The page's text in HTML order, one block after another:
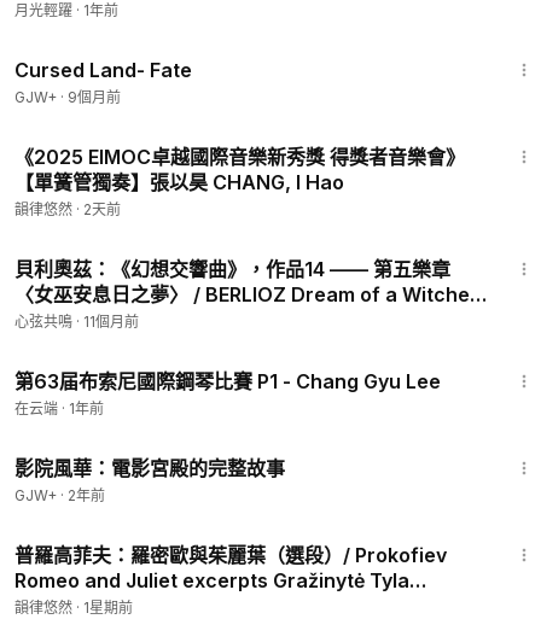
月光輕躍 · 1年前
Cursed Land- Fate
GJW+ · 9個月前
《2025 EIMOC卓越國際音樂新秀獎 得獎者音樂會》
【單簧管獨奏】張以昊 CHANG, I Hao
韻律悠然 · 2天前
貝利奧茲：《幻想交響曲》，作品14 —— 第五樂章
〈女巫安息日之夢〉 / BERLIOZ Dream of a Witches'
Sabbath
心弦共鳴 · 11個月前
第63届布索尼國際鋼琴比賽 P1 - Chang Gyu Lee
在云端 · 1年前
影院風華：電影宮殿的完整故事
GJW+ · 2年前
普羅高菲夫：羅密歐與茱麗葉（選段）/ Prokofiev
Romeo and Juliet excerpts Gražinytė Tyla
Berliner Philharmoniker
韻律悠然 · 1星期前